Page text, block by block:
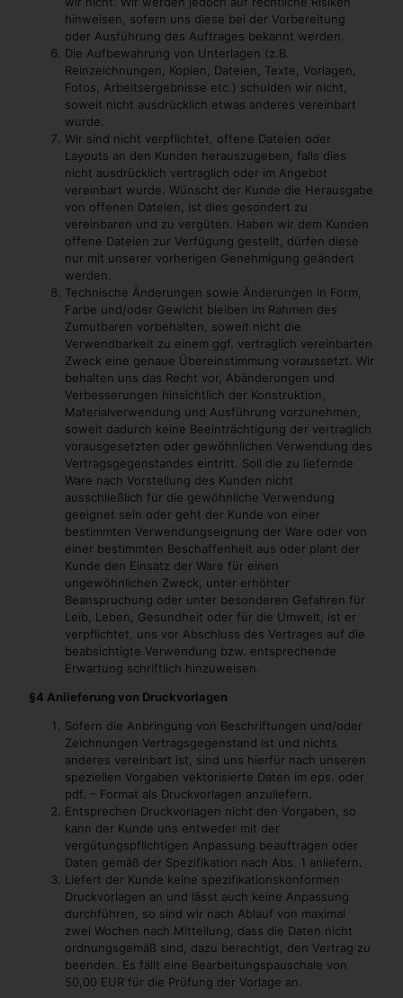
hinweisen, sofern uns diese bei der Vorbereitung
oder Ausführung des Auftrages bekannt werden.
Die Aufbewahrung von Unterlagen (z.B.
Reinzeichnungen, Kopien, Dateien, Texte, Vorlagen,
Fotos, Arbeitsergebnisse etc.) schulden wir nicht,
soweit nicht ausdrücklich etwas anderes vereinbart
wurde.
Wir sind nicht verpflichtet, offene Dateien oder
Layouts an den Kunden herauszugeben, falls dies
nicht ausdrücklich vertraglich oder im Angebot
vereinbart wurde. Wünscht der Kunde die Herausgabe
von offenen Dateien, ist dies gesondert zu
vereinbaren und zu vergüten. Haben wir dem Kunden
offene Dateien zur Verfügung gestellt, dürfen diese
nur mit unserer vorherigen Genehmigung geändert
werden.
Technische Änderungen sowie Änderungen in Form,
Farbe und/oder Gewicht bleiben im Rahmen des
Zumutbaren vorbehalten, soweit nicht die
Verwendbarkeit zu einem ggf. vertraglich vereinbarten
Zweck eine genaue Übereinstimmung voraussetzt. Wir
behalten uns das Recht vor, Abänderungen und
Verbesserungen hinsichtlich der Konstruktion,
Materialverwendung und Ausführung vorzunehmen,
soweit dadurch keine Beeinträchtigung der vertraglich
vorausgesetzten oder gewöhnlichen Verwendung des
Vertragsgegenstandes eintritt. Soll die zu liefernde
Ware nach Vorstellung des Kunden nicht
ausschließlich für die gewöhnliche Verwendung
geeignet sein oder geht der Kunde von einer
bestimmten Verwendungseignung der Ware oder von
einer bestimmten Beschaffenheit aus oder plant der
Kunde den Einsatz der Ware für einen
ungewöhnlichen Zweck, unter erhöhter
Beanspruchung oder unter besonderen Gefahren für
Leib, Leben, Gesundheit oder für die Umwelt, ist er
verpflichtet, uns vor Abschluss des Vertrages auf die
beabsichtigte Verwendung bzw. entsprechende
Erwartung schriftlich hinzuweisen.
§4 Anlieferung von Druckvorlagen
Sofern die Anbringung von Beschriftungen und/oder
Zeichnungen Vertragsgegenstand ist und nichts
anderes vereinbart ist, sind uns hierfür nach unseren
speziellen Vorgaben vektorisierte Daten im eps. oder
pdf. – Format als Druckvorlagen anzuliefern.
Entsprechen Druckvorlagen nicht den Vorgaben, so
kann der Kunde uns entweder mit der
vergütungspflichtigen Anpassung beauftragen oder
Daten gemäß der Spezifikation nach Abs. 1 anliefern.
Liefert der Kunde keine spezifikationskonformen
Druckvorlagen an und lässt auch keine Anpassung
durchführen, so sind wir nach Ablauf von maximal
zwei Wochen nach Mitteilung, dass die Daten nicht
ordnungsgemäß sind, dazu berechtigt, den Vertrag zu
beenden. Es fällt eine Bearbeitungspauschale von
50,00 EUR für die Prüfung der Vorlage an.